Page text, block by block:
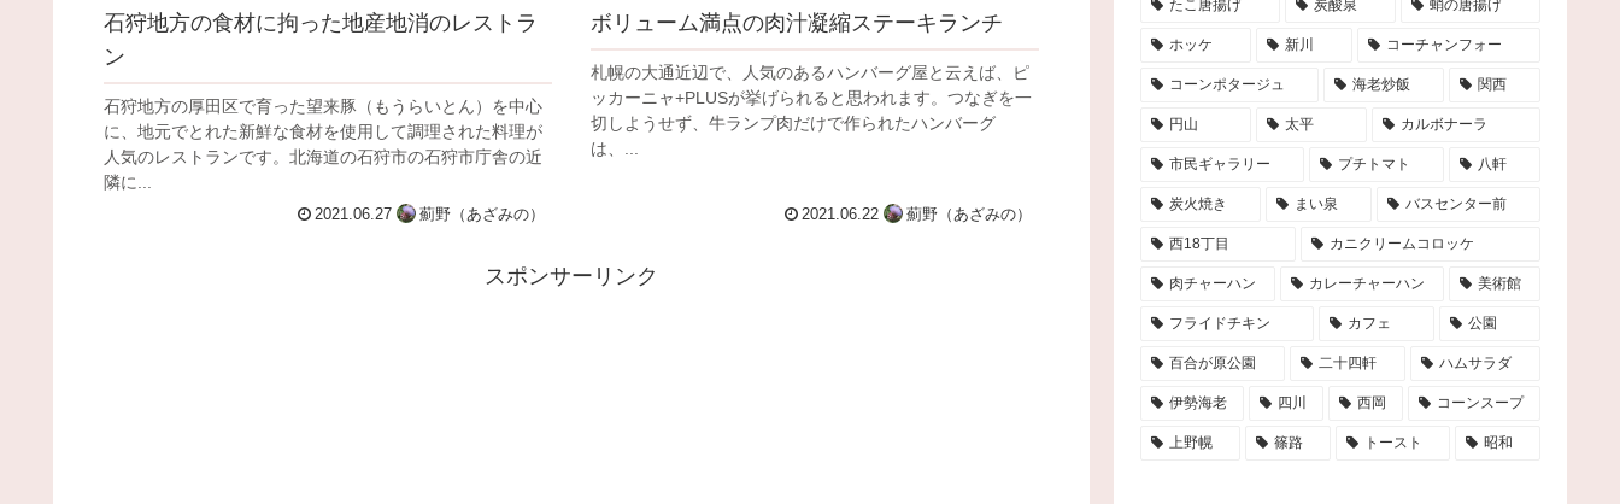
石狩地方の食材に拘った地産地消のレストラ
ン
石狩地方の厚田区で育った望来豚（もうらいとん）を中心
に、地元でとれた新鮮な食材を使用して調理された料理が
人気のレストランです。北海道の石狩市の石狩市庁舎の近
隣に...
2021.06.27 薊野（あざみの）
ボリューム満点の肉汁凝縮ステーキランチ
札幌の大通近辺で、人気のあるハンバーグ屋と云えば、ピ
ッカーニャ+PLUSが挙げられると思われます。つなぎを一
切しようせず、牛ランプ肉だけで作られたハンバーグ
は、...
2021.06.22 薊野（あざみの）
スポンサーリンク
たこ唐揚げ 炭酸泉 蛸の唐揚げ
ホッケ 新川 コーチャンフォー
コーンポタージュ 海老炒飯 関西
円山 太平 カルボナーラ
市民ギャラリー プチトマト 八軒
炭火焼き まい泉 バスセンター前
西18丁目 カニクリームコロッケ
肉チャーハン カレーチャーハン 美術館
フライドチキン カフェ 公園
百合が原公園 二十四軒 ハムサラダ
伊勢海老 四川 西岡 コーンスープ
上野幌 篠路 トースト 昭和